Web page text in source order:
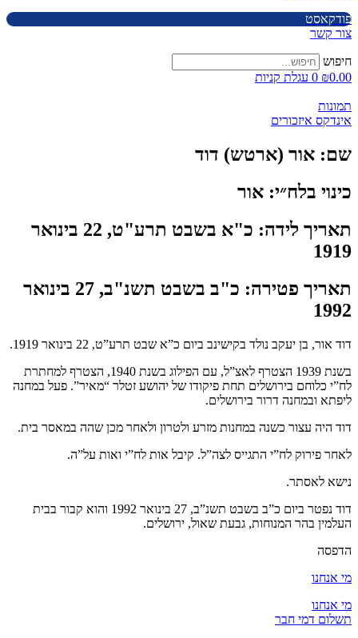
פודקאסט
צור קשר
חיפוש
₪0.00
0 עגלת קניות
תמונות
אינדקס איזכורים
שם: אור (ארטש) דוד
כינוי בלח״י: אור
תאריך לידה:
כ"א בשבט תרע"ט, 22 בינואר
1919
תאריך פטירה:
כ"ב בשבט תשנ"ב, 27 בינואר
1992
דוד אור, בן יעקב נולד בקישינב ביום כ”א שבט תרע”ט, 22 בינואר 1919.
בשנת 1939 הצטרף לאצ”ל, עם הפילוג בשנת 1940, הצטרף למחתרת
לח”י כלוחם בירושלים תחת פיקודו של יהושע זטלר “מאיר”. פעל במחנה
ליפתא ובמחנה דרור בירושלים.
דוד היה עצור כשנה במחנות מזרע ולטרון ולאחר מכן שהה במאסר בית.
לאחר פירוק לח”י התגייס לצה”ל. קיבל אות לח”י ואות על”ה.
נישא לאסתר.
דוד נפטר ביום כ”ב בשבט תשנ”ב, 27 בינואר 1992 והוא קבור בבית
העלמין בהר המנוחות, גבעת שאול, ירושלים.
הדפסה
מי אנחנו
מי אנחנו
תשלום דמי חבר